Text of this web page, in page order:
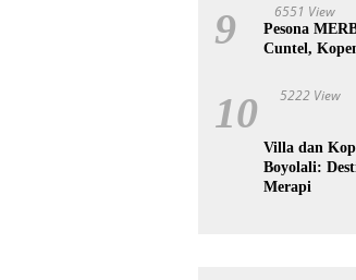
9 6551 View
Pesona
Cuntel,
10 5222 View
Villa dan
Boyolali:
Merapi